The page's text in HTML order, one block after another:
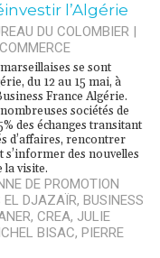
l’Algérie
DU COLOMBIER |
COMMERCE
se sont
du 12 au 15 mai, à
France Algérie.
sociétés de
des échanges transitant
d’affaires, rencontrer
s’informer des nouvelles
la visite.
DE PROMOTION
EL DJAZAÏR, BUSINESS
, CREA, JULIE
BISAC, PIERRE